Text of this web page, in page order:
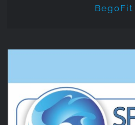
BegoFit